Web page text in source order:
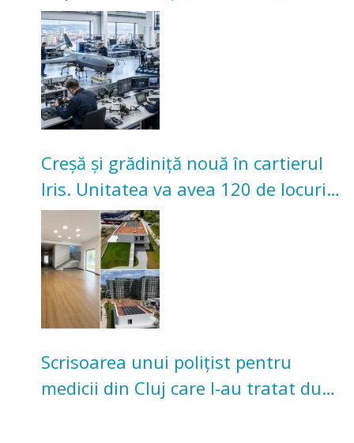
înceapă în toamna acestui an
Creșă și grădiniță nouă în cartierul
Iris. Unitatea va avea 120 de locuri
pentru copii
Scrisoarea unui polițist pentru
medicii din Cluj care l-au tratat după